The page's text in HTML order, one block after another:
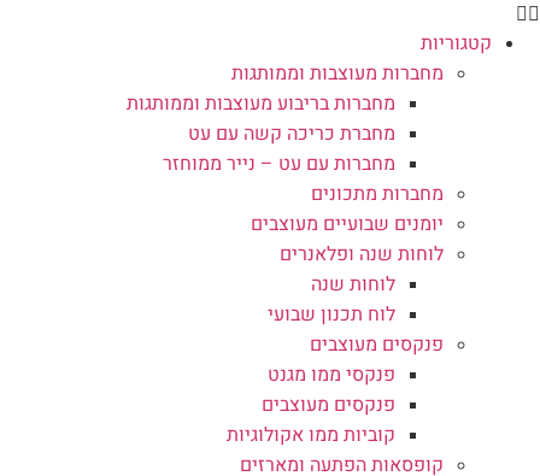
קטגוריות
מחברות מעוצבות וממותגות
מחברות בריבוע מעוצבות וממותגות
מחברת כריכה קשה עם עט
מחברות עם עט – נייר ממוחזר
מחברות מתכונים
יומנים שבועיים מעוצבים
לוחות שנה ופלאנרים
לוחות שנה
לוח תכנון שבועי
פנקסים מעוצבים
פנקסי ממו מגנט
פנקסים מעוצבים
קוביות ממו אקולוגיות
קופסאות הפתעה ומארזים